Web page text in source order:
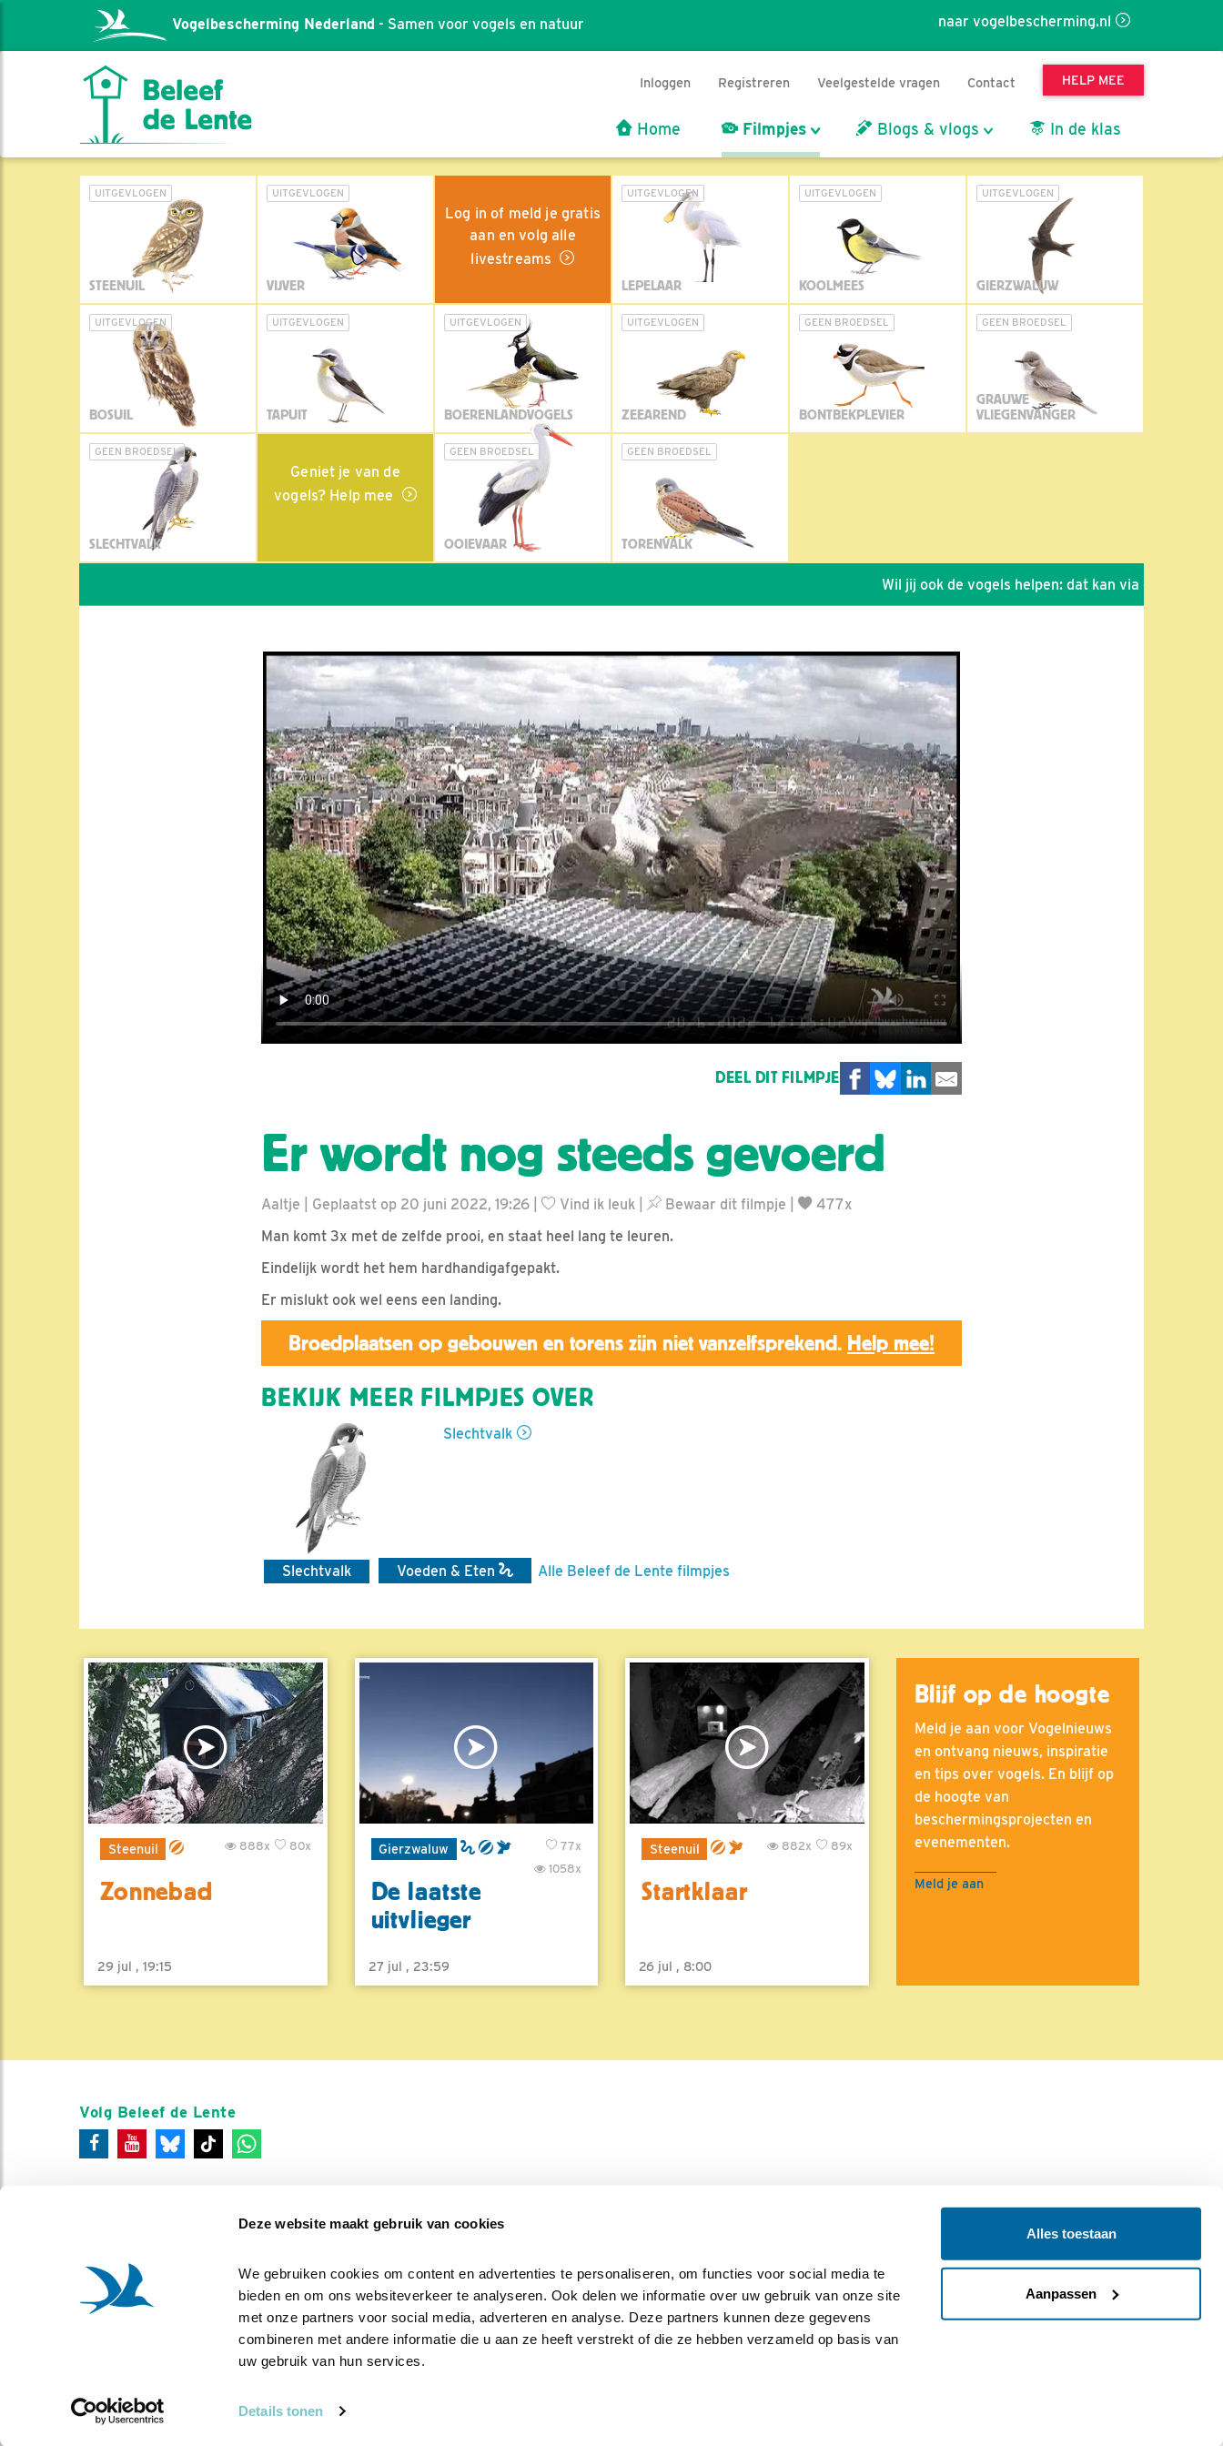
Deze website maakt gebruik van cookies
We gebruiken cookies om content en advertenties te personaliseren, om functies voor social media te
bieden en om ons websiteverkeer te analyseren. Ook delen we informatie over uw gebruik van onze site
met onze partners voor social media, adverteren en analyse. Deze partners kunnen deze gegevens
combineren met andere informatie die u aan ze heeft verstrekt of die ze hebben verzameld op basis van
uw gebruik van hun services.
Details tonen
Alles toestaan
Aanpassen
naar vogelbescherming.nl
Vogelbescherming Nederland - Samen voor vogels en natuur
Inloggen Registreren Veelgestelde vragen Contact HELP MEE
Home Filmpjes Blogs & vlogs In de klas
UITGEVLOGEN
STEENUIL
UITGEVLOGEN
VIJVER
Log in of meld je gratis
aan en volg alle
livestreams
UITGEVLOGEN
LEPELAAR
UITGEVLOGEN
KOOLMEES
UITGEVLOGEN
GIERZWALUW
UITGEVLOGEN
BOSUIL
UITGEVLOGEN
TAPUIT
UITGEVLOGEN
BOERENLANDVOGELS
UITGEVLOGEN
ZEEAREND
GEEN BROEDSEL
BONTBEKPLEVIER
GEEN BROEDSEL
GRAUWE
VLIEGENVANGER
GEEN BROEDSEL
SLECHTVALK
Geniet je van de
vogels? Help mee
GEEN BROEDSEL
OOIEVAAR
GEEN BROEDSEL
TORENVALK
Wil jij ook de vogels helpen: dat kan via de link!
DEEL DIT FILMPJE
Er wordt nog steeds gevoerd
Aaltje | Geplaatst op 20 juni 2022, 19:26 | Vind ik leuk Bewaar dit filmpje
477x
Man komt 3x met de zelfde prooi, en staat heel lang te leuren.
Eindelijk wordt het hem hardhandigafgepakt.
Er mislukt ook wel eens een landing.
Broedplaatsen op gebouwen en torens zijn niet vanzelfsprekend. Help mee!
BEKIJK MEER FILMPJES OVER
Slechtvalk
Slechtvalk Voeden & Eten Alle Beleef de Lente filmpjes
Steenuil 80x
888x
Zonnebad
29 jul , 19:15
Gierzwaluw
77x
1058x
De laatste
uitvlieger
27 jul , 23:59
Steenuil 89x
882x
Startklaar
26 jul , 8:00
Blijf op de hoogte
Meld je aan voor Vogelnieuws
en ontvang nieuws, inspiratie
en tips over vogels. En blijf op
de hoogte van
beschermingsprojecten en
evenementen.
Meld je aan
Volg Beleef de Lente
Colofon